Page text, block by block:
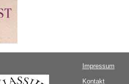
Impressum
Kontakt